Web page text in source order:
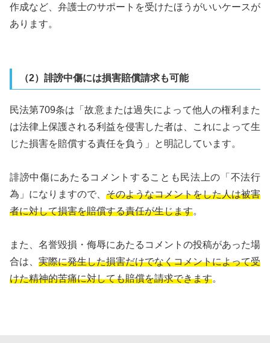
作成など、弁護士のサポートを受けたほうがいいケースが
あります。
（2）誹謗中傷には損害賠償請求も可能
民法第709条は「故意または過失によって他人の権利また
は法律上保護される利益を侵害した者は、これによって生
じた損害を賠償する責任を負う」と明記しています。
誹謗中傷にあたるコメントすることも民法上の「不法行
為」になりますので、 そのようなコメントをした人は被害
者に対して損害を賠償する責任が生じます。
また、名誉毀損・侮辱にあたるコメントの投稿があった場
合は、 実際に発生した損害だけでなくコメントによって受
けた精神的苦痛に対しても賠償を請求できます。